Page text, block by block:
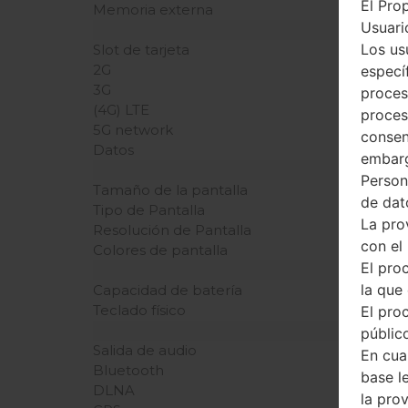
Memoria externa
Slot de tarjeta
2G
3G
(4G) LTE
5G network
Datos
Tamaño de la pantalla
Tipo de Pantalla
Resolución de Pantalla
Colores de pantalla
Capacidad de batería
Teclado físico
Salida de audio
Bluetooth
DLNA
El
Los
de
La
con el
El
la que
El
En
base
la